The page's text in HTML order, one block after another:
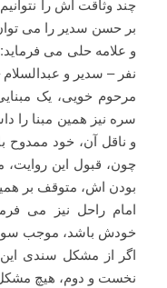
چند وثاقت اش را
بر حسن سدیر را می
و علامه حلی می
نفر – سدیر و عبدالسلام –
مرحوم خویی، یک
سره نیز همین مبنا را
و ناقل آن، خود ممدوح
چون، قبول این
بودن اش، متوقف بر
امام راحل نیز می
خودش باشد، موجب سوءظن
اگر از مشکل سندی
نخست و دوم، هیچ مشکل